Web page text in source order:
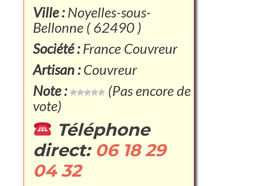
Ville :Noyelles-sous-
Bellonne ( 62490 )
Société :France Couvreur
Artisan :Couvreur
Note :
(Pas encore de
vote)
Téléphone
direct: 06 18 29
04 32